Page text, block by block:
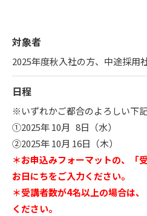
対象者
2025年度秋入社の方、中途採用
日程
※いずれかご都合のよろしい下
①2025年 10月 8日（水）
②2025年 10月 16日（木）
＊お申込みフォーマットの、「
お日にちをご入力ください。
＊受講者数が4名以上の場合は
ください。